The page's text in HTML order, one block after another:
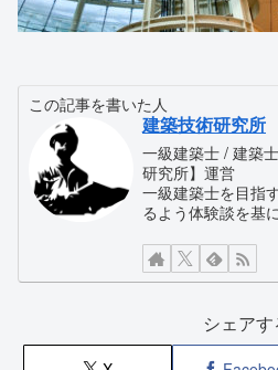
この記事を書いた人
建築技術研究所
一級建築士 / 建築
研究所】運営
一級建築士を目指
るよう体験談を基
シェアす